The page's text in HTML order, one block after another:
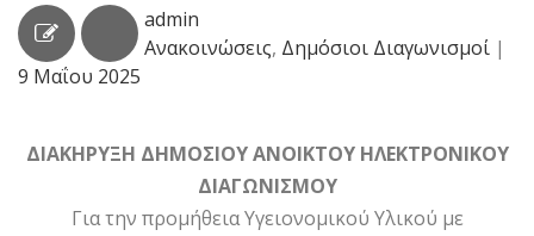
admin
Ανακοινώσεις, Δημόσιοι Διαγωνισμοί |
9 Μαΐου 2025
ΔΙΑΚΗΡΥΞΗ ΔΗΜΟΣΙΟΥ ΑΝΟΙΚΤΟΥ ΗΛΕΚΤΡΟΝΙΚΟΥ
ΔΙΑΓΩΝΙΣΜΟΥ
Για την προμήθεια Υγειονομικού Υλικού με